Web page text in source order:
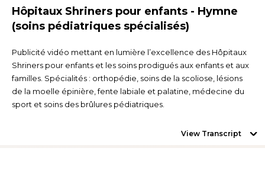
Hôpitaux Shriners pour enfants - Hymne
(soins pédiatriques spécialisés)
Publicité vidéo mettant en lumière l’excellence des Hôpitaux
Shriners pour enfants et les soins prodigués aux enfants et aux
familles. Spécialités : orthopédie, soins de la scoliose, lésions
de la moelle épinière, fente labiale et palatine, médecine du
sport et soins des brûlures pédiatriques.
View Transcript